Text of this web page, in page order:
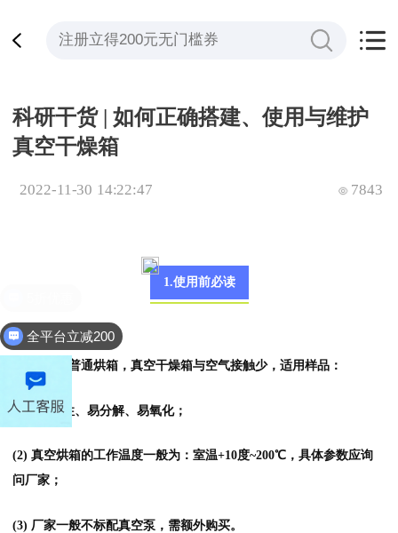
科研干货 | 如何正确搭建、使用与维护
真空干燥箱
2022-11-30 14:22:47 7843
1.使用前必读
(1) 相对于普通烘箱，真空干燥箱与空气接触少，适用样品：
干燥热敏性、易分解、易氧化；
(2) 真空烘箱的工作温度一般为：室温+10度~200℃，具体参数应询
问厂家；
(3) 厂家一般不标配真空泵，需额外购买。
全平台立减200